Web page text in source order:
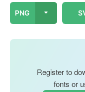
PNG
Register to
fonts or